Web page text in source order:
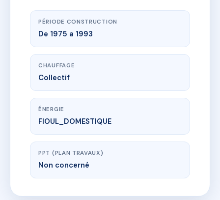
PÉRIODE CONSTRUCTION
De 1975 a 1993
CHAUFFAGE
Collectif
ÉNERGIE
FIOUL_DOMESTIQUE
PPT (PLAN TRAVAUX)
Non concerné